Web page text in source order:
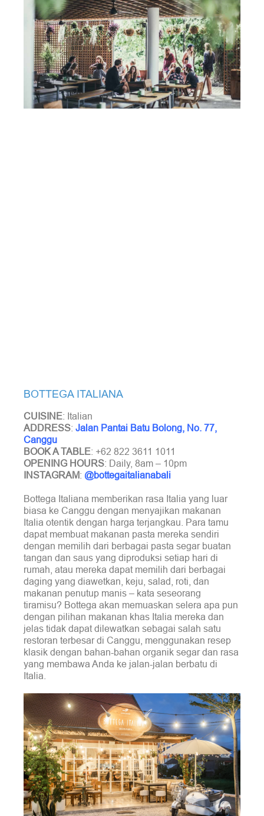
BOTTEGA ITALIANA
CUISINE: Italian
ADDRESS: Jalan Pantai Batu Bolong, No. 77,
Canggu
BOOK A TABLE: +62 822 3611 1011
OPENING HOURS: Daily, 8am – 10pm
INSTAGRAM: @bottegaitalianabali
Bottega Italiana memberikan rasa Italia yang luar
biasa ke Canggu dengan menyajikan makanan
Italia otentik dengan harga terjangkau. Para tamu
dapat membuat makanan pasta mereka sendiri
dengan memilih dari berbagai pasta segar buatan
tangan dan saus yang diproduksi setiap hari di
rumah, atau mereka dapat memilih dari berbagai
daging yang diawetkan, keju, salad, roti, dan
makanan penutup manis – kata seseorang
tiramisu? Bottega akan memuaskan selera apa pun
dengan pilihan makanan khas Italia mereka dan
jelas tidak dapat dilewatkan sebagai salah satu
restoran terbesar di Canggu, menggunakan resep
klasik dengan bahan-bahan organik segar dan rasa
yang membawa Anda ke jalan-jalan berbatu di
Italia.